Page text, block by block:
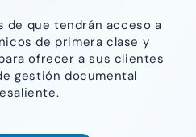
de que tendrán acceso a
de primera clase y
ofrecer a sus clientes
gestión documental